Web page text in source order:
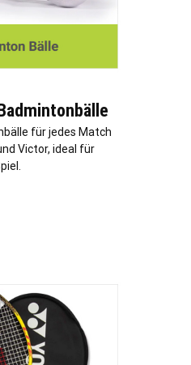
für jedes Match
Victor, ideal für